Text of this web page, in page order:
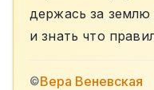
держась за землю
и знать что
©Вера Веневская